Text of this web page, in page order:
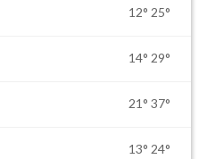
12° 25°
14° 29°
21° 37°
13° 24°